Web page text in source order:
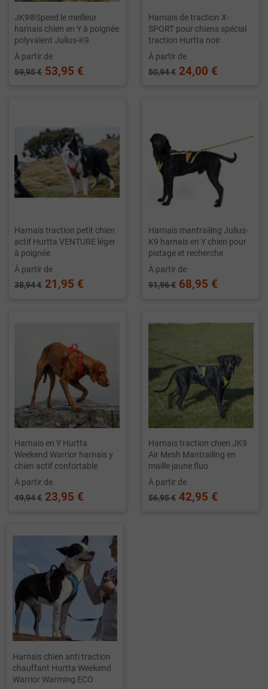
JK9®Speed le meilleur
harnais chien en Y à poignée
polyvalent Julius-K9
À partir de
59,95 € 53,95 €
Harnais de traction X-
SPORT pour chiens spécial
traction Hurtta noir
À partir de
50,94 € 24,00 €
Harnais traction petit chien
actif Hurtta VENTURE léger
à poignée
À partir de
38,94 € 21,95 €
Harnais mantrailing Julius-
K9 harnais en Y chien pour
pistage et recherche
À partir de
91,96 € 68,95 €
Harnais en Y Hurtta
Weekend Warrior harnais y
chien actif confortable
À partir de
49,94 € 23,95 €
Harnais traction chien JK9
Air Mesh Mantrailing en
maille jaune fluo
À partir de
56,95 € 42,95 €
Harnais chien anti traction
chauffant Hurtta Weekend
Warrior Warming ECO